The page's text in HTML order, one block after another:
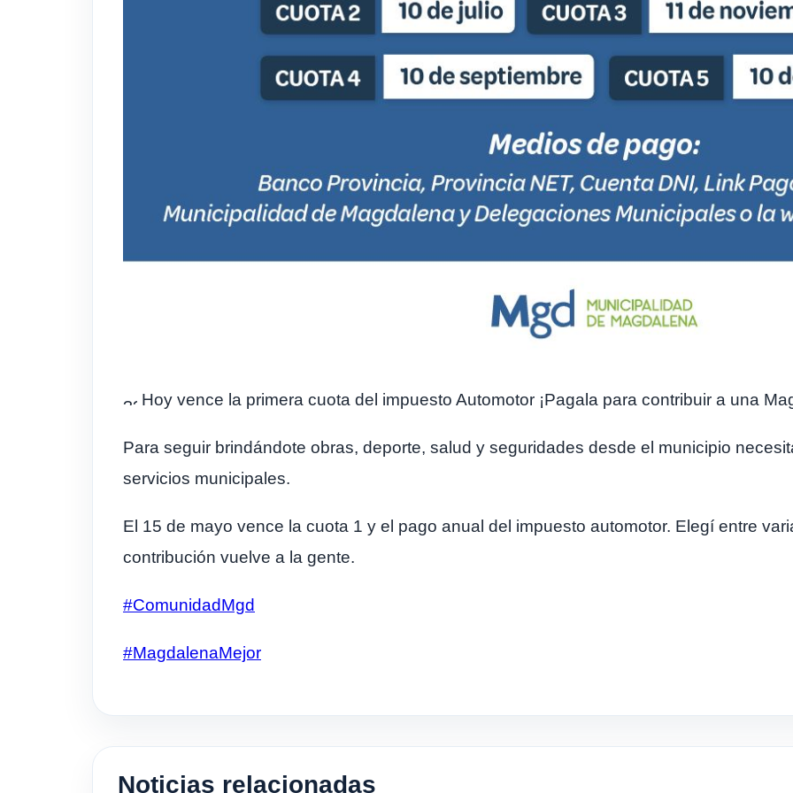
Hoy vence la primera cuota del impuesto Automotor ¡Pagala para contribuir a una
Para seguir brindándote obras, deporte, salud y seguridades desde el municipio
servicios municipales.
El 15 de mayo vence la cuota 1 y el pago anual del impuesto automotor. Elegí entre
contribución vuelve a la gente.
#ComunidadMgd
#MagdalenaMejor
Noticias relacionadas